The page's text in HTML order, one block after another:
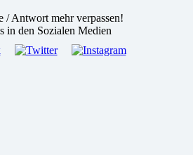
/ Antwort mehr verpassen!
in den Sozialen Medien